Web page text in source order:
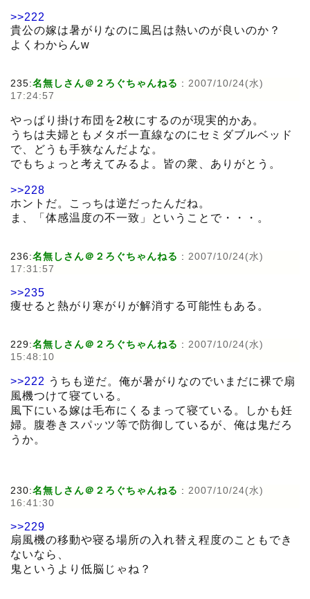
>>222
貴公の嫁は暑がりなのに風呂は熱いのが良いのか？
よくわからんw
235:名無しさん＠２ろぐちゃんねる : 2007/10/24(水)
17:24:57
やっぱり掛け布団を2枚にするのが現実的かあ。
うちは夫婦ともメタボ一直線なのにセミダブルベッド
で、どうも手狭なんだよな。
でもちょっと考えてみるよ。皆の衆、ありがとう。
>>228
ホントだ。こっちは逆だったんだね。
ま、「体感温度の不一致」ということで・・・。
236:名無しさん＠２ろぐちゃんねる : 2007/10/24(水)
17:31:57
>>235
痩せると熱がり寒がりが解消する可能性もある。
229:名無しさん＠２ろぐちゃんねる : 2007/10/24(水)
15:48:10
>>222 うちも逆だ。俺が暑がりなのでいまだに裸で扇
風機つけて寝ている。
風下にいる嫁は毛布にくるまって寝ている。しかも妊
婦。腹巻きスパッツ等で防御しているが、俺は鬼だろ
うか。
230:名無しさん＠２ろぐちゃんねる : 2007/10/24(水)
16:41:30
>>229
扇風機の移動や寝る場所の入れ替え程度のこともでき
ないなら、
鬼というより低脳じゃね？